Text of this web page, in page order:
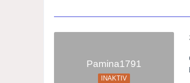
Pamina1791
INAKTIV